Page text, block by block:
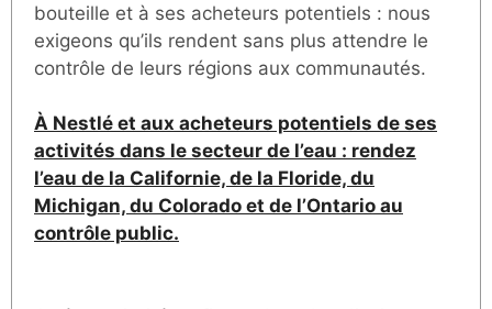
bouteille et à ses acheteurs potentiels : nous
exigeons qu’ils rendent sans plus attendre le
contrôle de leurs régions aux communautés.
À Nestlé et aux acheteurs potentiels de ses
activités dans le secteur de l’eau : rendez
l’eau de la Californie, de la Floride, du
Michigan, du Colorado et de l’Ontario au
contrôle public.